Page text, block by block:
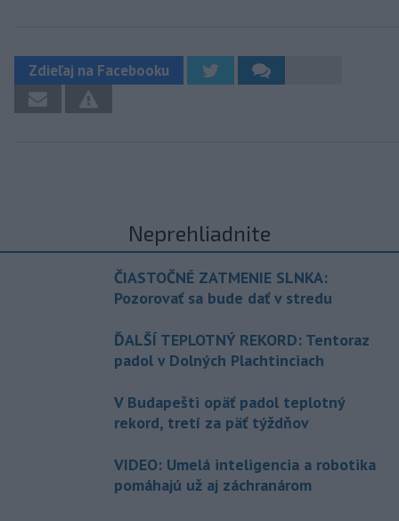
Zdieľaj na Facebooku
Neprehliadnite
ČIASTOČNÉ ZATMENIE SLNKA:
Pozorovať sa bude dať v stredu
ĎALŠÍ TEPLOTNÝ REKORD: Tentoraz
padol v Dolných Plachtinciach
V Budapešti opäť padol teplotný
rekord, tretí za päť týždňov
VIDEO: Umelá inteligencia a robotika
pomáhajú už aj záchranárom